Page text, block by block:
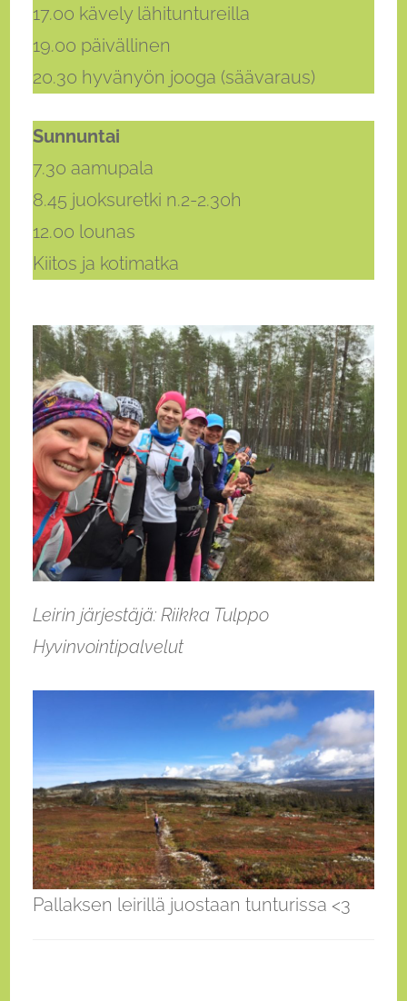
17.00 kävely lähituntureilla
19.00 päivällinen
20.30 hyvänyön jooga (säävaraus)
Sunnuntai
7.30 aamupala
8.45 juoksuretki n.2-2.30h
12.00 lounas
Kiitos ja kotimatka
Leirin järjestäjä: Riikka Tulppo
Hyvinvointipalvelut
Pallaksen leirillä juostaan tunturissa <3